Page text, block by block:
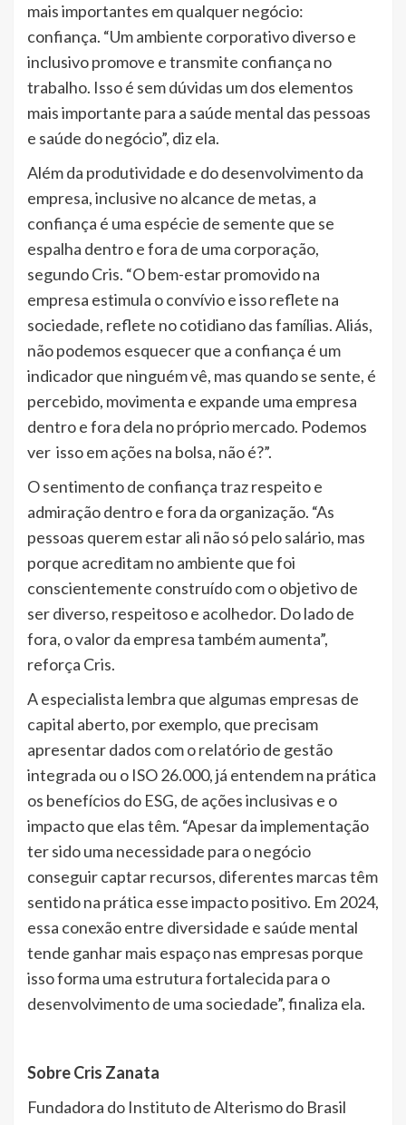
mais importantes em qualquer negócio:
confiança. “Um ambiente corporativo diverso e
inclusivo promove e transmite confiança no
trabalho. Isso é sem dúvidas um dos elementos
mais importante para a saúde mental das pessoas
e saúde do negócio”, diz ela.
Além da produtividade e do desenvolvimento da
empresa, inclusive no alcance de metas, a
confiança é uma espécie de semente que se
espalha dentro e fora de uma corporação,
segundo Cris. “O bem-estar promovido na
empresa estimula o convívio e isso reflete na
sociedade, reflete no cotidiano das famílias. Aliás,
não podemos esquecer que a confiança é um
indicador que ninguém vê, mas quando se sente, é
percebido, movimenta e expande uma empresa
dentro e fora dela no próprio mercado. Podemos
ver isso em ações na bolsa, não é?”.
O sentimento de confiança traz respeito e
admiração dentro e fora da organização. “As
pessoas querem estar ali não só pelo salário, mas
porque acreditam no ambiente que foi
conscientemente construído com o objetivo de
ser diverso, respeitoso e acolhedor. Do lado de
fora, o valor da empresa também aumenta”,
reforça Cris.
A especialista lembra que algumas empresas de
capital aberto, por exemplo, que precisam
apresentar dados com o relatório de gestão
integrada ou o ISO 26.000, já entendem na prática
os benefícios do ESG, de ações inclusivas e o
impacto que elas têm. “Apesar da implementação
ter sido uma necessidade para o negócio
conseguir captar recursos, diferentes marcas têm
sentido na prática esse impacto positivo. Em 2024,
essa conexão entre diversidade e saúde mental
tende ganhar mais espaço nas empresas porque
isso forma uma estrutura fortalecida para o
desenvolvimento de uma sociedade”, finaliza ela.
Sobre Cris Zanata
Fundadora do Instituto de Alterismo do Brasil